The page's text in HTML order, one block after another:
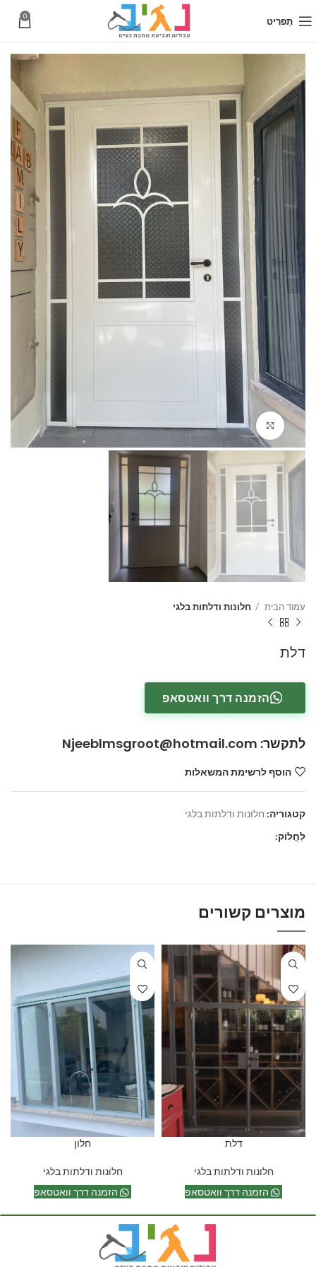
תַפרִיט 0
Click to enlarge
עמוד הבית חלונות ודלתות בלגי
דלת
הזמנה דרך וואטסאפ
לתקשר:
Njeeblmsgroot@hotmail.com
הוסף לרשימת המשאלות
קטגוריה: חלונות ודלתות בלגי
לַחֲלוֹק:
מוצרים קשורים
דלת
חלונות ודלתות בלגי
הזמנה דרך וואטסאפ
חלון
חלונות ודלתות בלגי
הזמנה דרך וואטסאפ